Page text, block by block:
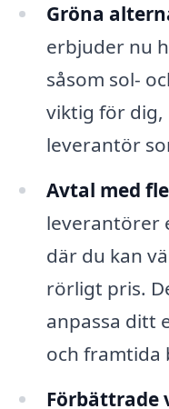
Gröna
erbjuder nu
såsom sol-
viktig för dig,
leverantör
Avtal med
leverantörer
där du kan
rörligt pris.
anpassa ditt
och framtida
Förbättrade